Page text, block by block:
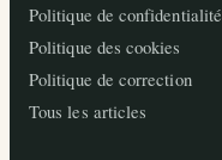
Politique de confidentialité
Politique des cookies
Politique de correction
Tous les articles